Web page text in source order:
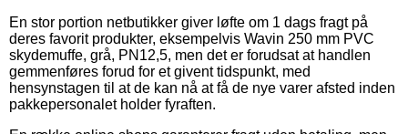
En stor portion netbutikker giver løfte om 1 dags fragt på
deres favorit produkter, eksempelvis Wavin 250 mm PVC
skydemuffe, grå, PN12,5, men det er forudsat at handlen
gemmenføres forud for et givent tidspunkt, med
hensynstagen til at de kan nå at få de nye varer afsted inden
pakkepersonalet holder fyraften.